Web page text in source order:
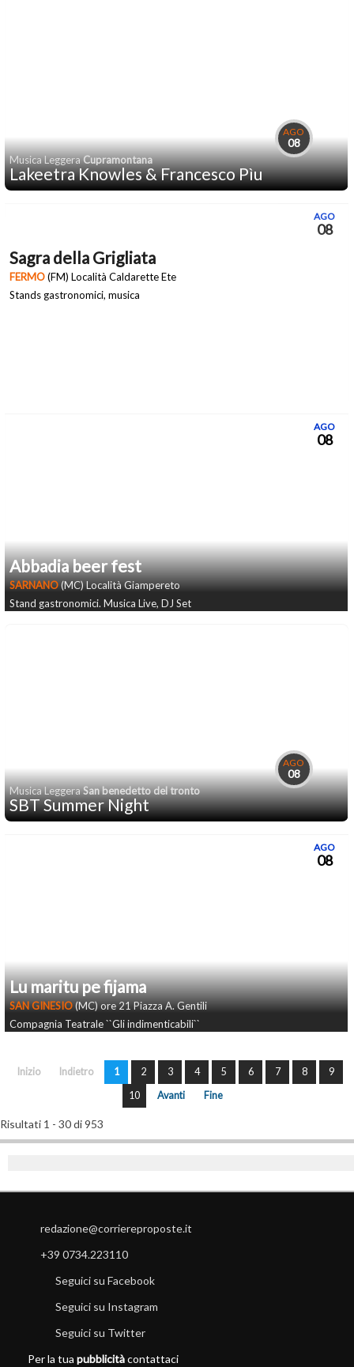
AGO
08
Musica LeggeraCupramontana
Lakeetra Knowles & Francesco Pìu
AGO
08
Sagra della Grigliata
FERMO(FM) Località Caldarette Ete
Stands gastronomici, musica
AGO
08
Abbadia beer fest
SARNANO(MC) Località Giampereto
Stand gastronomici. Musica Live, DJ Set
AGO
08
Musica LeggeraSan benedetto del tronto
SBT Summer Night
AGO
08
Lu maritu pe fijama
SAN GINESIO(MC) ore 21 Piazza A. Gentili
Compagnia Teatrale ``Gli indimenticabili``
Inizio Indietro 1 2 3 4 5 6 7 8
9
10
Avanti Fine
Risultati 1 - 30 di 953
redazione@corriereproposte.it
+39 0734.223110
Seguici su Facebook
Seguici su Instagram
Seguici su Twitter
Per la tua pubblicitàcontattaci